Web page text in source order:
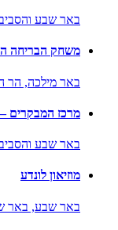
באר שבע
משחק הבריחה
באר מילכה, הר
מרכז המבקרים
באר שבע
מוזיאון לונדע
באר שבע, באר